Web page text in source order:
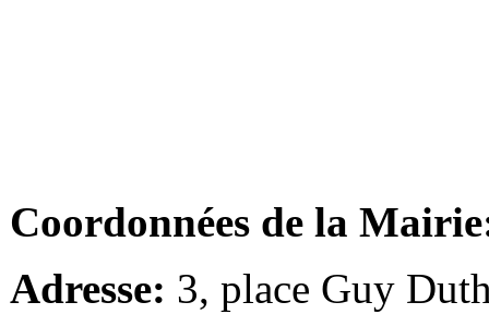
Coordonnées de la
Adresse: 3, place Guy